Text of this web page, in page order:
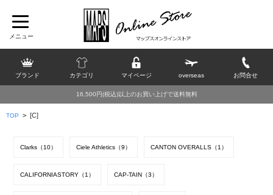
ブランド カテゴリ マイページ overseas お問合せ
16,500円(税込)以上のお買い上げで送料無料
TOP > [C]
Clarks（10） Ciele Athletics（9） CANTON OVERALLS（1）
CALIFORNIASTORY（1） CAP-TAIN（3）